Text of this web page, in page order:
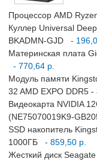
Процессор AMD
Куллер Universal
BKADMN-GJD
-
Материнская плата
- 770,64 р.
Модуль памяти
32 AMD EXPO DDR5 -
Видеокарта NVIDIA
(NE75070019K9-
SSD накопитель
1000ГБ
- 859,50 р.
Жесткий диск